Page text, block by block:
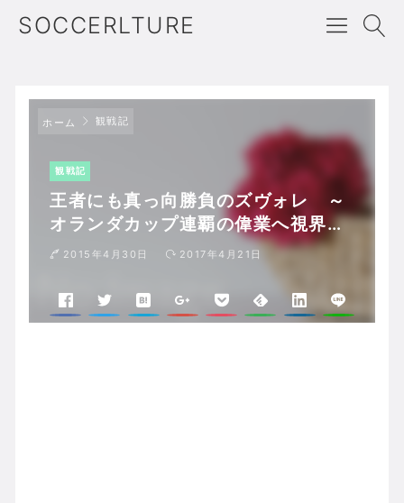
SOCCERLTURE
ホーム 観戦記
観戦記
王者にも真っ向勝負のズヴォレ ～
オランダカップ連覇の偉業へ視界良
好2015年4月30日 2017年4月21日